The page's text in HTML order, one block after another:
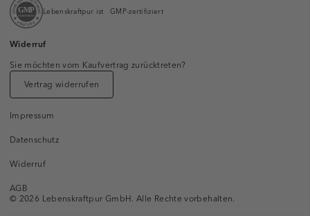
Lebenskraftpur ist GMP-zertifiziert
Widerruf
Sie möchten vom Kaufvertrag zurücktreten?
Vertrag widerrufen
© 2026 Lebenskraftpur GmbH. Alle Rechte vorbehalten.
Impressum
Datenschutz
Widerruf
AGB